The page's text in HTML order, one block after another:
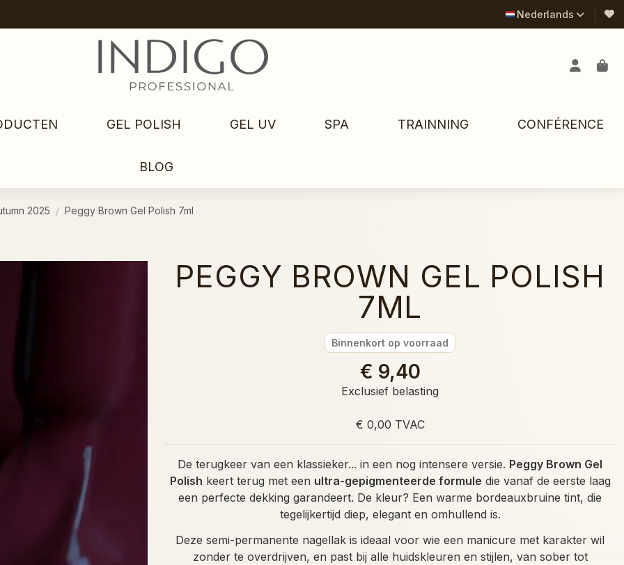
Nederlands
GEL POLISH GEL UV SPA TRAINNING CONFÉRENCE
BLOG
2025 Peggy Brown Gel Polish 7ml
PEGGY BROWN GEL POLISH
7ML
Binnenkort op voorraad
€ 9,40
Exclusief belasting
€ 0,00 TVAC
De terugkeer van een klassieker... in een nog intensere versie. Peggy Brown Gel
Polish keert terug met een ultra-gepigmenteerde formule die vanaf de eerste laag
een perfecte dekking garandeert. De kleur? Een warme bordeauxbruine tint, die
tegelijkertijd diep, elegant en omhullend is.
Deze semi-permanente nagellak is ideaal voor wie een manicure met karakter wil
zonder te overdrijven, en past bij alle huidskleuren en stijlen, van sober tot